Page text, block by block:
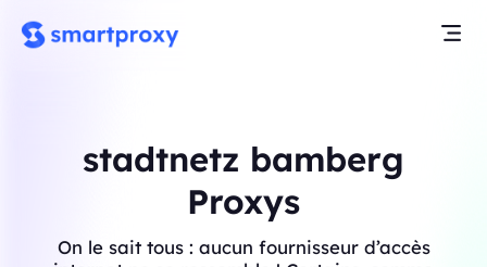
stadtnetz bamberg
Proxys
On le sait tous : aucun fournisseur d’accès